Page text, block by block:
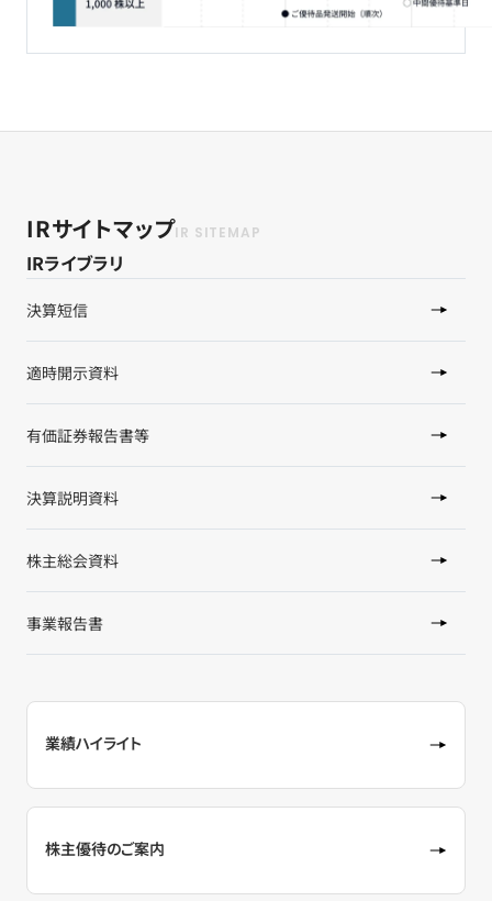
IRサイトマップ
IRライブラリ
決算短信
適時開示資料
有価証券報告書等
決算説明資料
株主総会資料
事業報告書
業績ハイライト
株主優待のご案内